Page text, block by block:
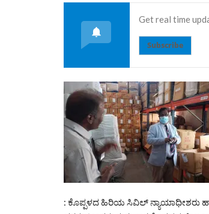
Get real time
Subscribe
: ಕೊಪ್ಪಳದ ಹಿರಿಯ ಸಿವಿಲ್ ನ್ಯಾಯಾಧೀಶರು